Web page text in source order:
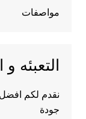
مواصفات
التعبئه
نقدم لكم
جودة